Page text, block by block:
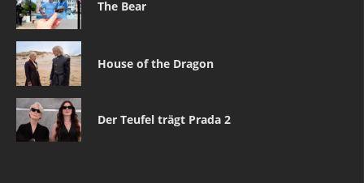
The Bear
House of the Dragon
Der Teufel trägt Prada 2